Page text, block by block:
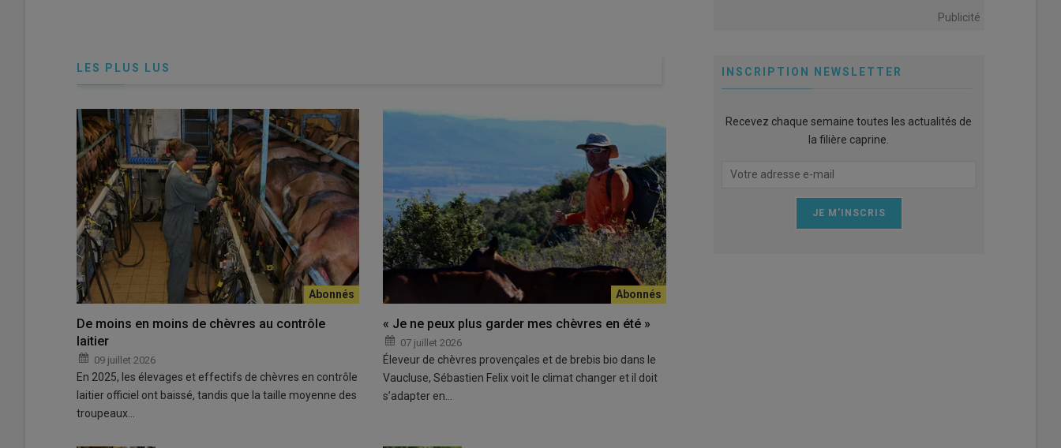
Une masterclass animée par Godefroy Piaton, Meilleur Ouvrier de France en boucherie, a illustré les techniques de
© M. Bret
Le 18 mai 2026, le Gaec Les Alpines du Lac a accueilli dans le Rhône l’événement « Tablée à la ferme
la valorisation du chevreau fermier . Organisée l’Association caprine du Rhône, l’
Association des éleveurs de chevreaux
(EDC Aura), Interbev Auvergne-Rhône-Alpes et l’ Institut de l'élevage
projet Casdar Cabri+, dédié au développement de l’engraissement des chevreaux à la ferme.
Publicité
LES PLUS LUS
De moins en moins de chèvres au contrôle
laitier
09 juillet 2026
En 2025, les élevages et effectifs de chèvres en contrôle
laitier officiel ont baissé, tandis que la taille moyenne des
troupeaux…
« Je ne peux plus garder mes chèvres en été »
07 juillet 2026
Éleveur de chèvres provençales et de brebis bio dans le
Vaucluse, Sébastien Felix voit le climat changer et il doit
s’adapter en…
INSCRIPTION NEWSLETTER
Recevez chaque semaine toutes les actualités de
la filière caprine.